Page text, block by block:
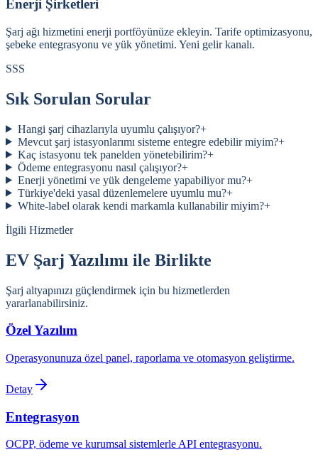
Enerji Şirketleri
Şarj ağı hizmetini enerji portföyünüze ekleyin. Tarife optimizasyonu,
şebeke entegrasyonu ve yük yönetimi. Yeni gelir kanalı.
SSS
Sık Sorulan Sorular
Hangi şarj cihazlarıyla uyumlu çalışıyor?+
Mevcut şarj istasyonlarımı sisteme entegre edebilir miyim?+
Kaç istasyonu tek panelden yönetebilirim?+
Ödeme entegrasyonu nasıl çalışıyor?+
Enerji yönetimi ve yük dengeleme yapabiliyor mu?+
Türkiye'deki yasal düzenlemelere uyumlu mu?+
White-label olarak kendi markamla kullanabilir miyim?+
İlgili Hizmetler
EV Şarj Yazılımı ile Birlikte
Şarj altyapınızı güçlendirmek için bu hizmetlerden
yararlanabilirsiniz.
Özel Yazılım
Operasyonunuza özel panel, raporlama ve otomasyon geliştirme.
Detay
Entegrasyon
OCPP, ödeme ve kurumsal sistemlerle API entegrasyonu.